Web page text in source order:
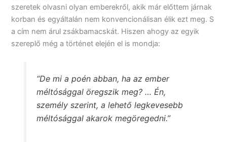
szeretek olvasni olyan emberekről, akik már előttem járnak
korban és egyáltalán nem konvencionálisan élik ezt meg. S
a cím nem árul zsákbamacskát. Hiszen ahogy az egyik
szereplő még a történet elején el is mondja:
“De mi a poén abban, ha az ember
méltósággal öregszik meg? … Én,
személy szerint, a lehető legkevesebb
méltósággal akarok megöregedni.”